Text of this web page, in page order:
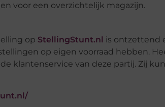
voor een overzichtelijk magazijn.
op StellingStunt.nl
is ontzettend
op eigen voorraad hebben.
klantenservice van deze partij. Zij